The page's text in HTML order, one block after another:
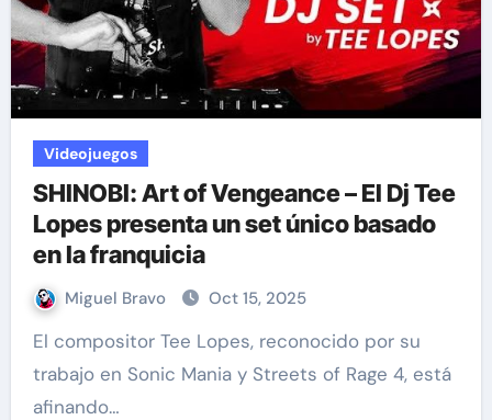
Videojuegos
SHINOBI: Art of Vengeance – El Dj Tee
Lopes presenta un set único basado
en la franquicia
Miguel Bravo Oct 15, 2025
El compositor Tee Lopes, reconocido por su
trabajo en Sonic Mania y Streets of Rage 4, está
afinando…